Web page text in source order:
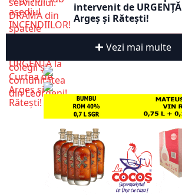
intervenit de
Argeș și Rătești!
Vezi mai multe